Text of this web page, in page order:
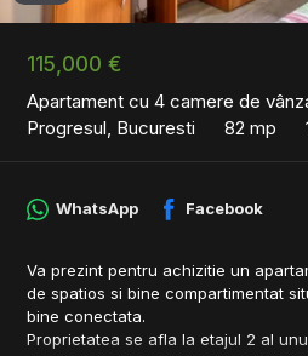
115,000 €
Apartament cu 4 camere de
Progresul, Bucuresti
82 mp
WhatsApp Facebook
Va prezint pentru achizitie un
de spatios si bine compartimentat
bine conectata.
Proprietatea se afla la etajul 2 al